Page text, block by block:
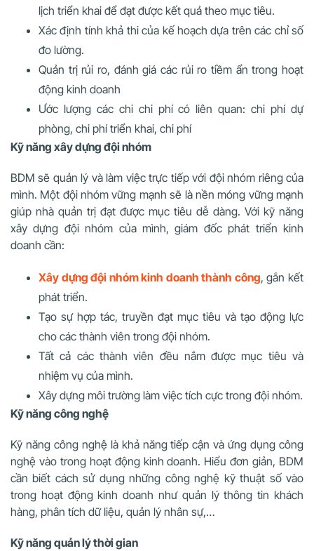
lịch triển khai để đạt được kết quả theo mục tiêu.
Xác định tính khả thi của kế hoạch dựa trên các chỉ số
đo lường.
Quản trị rủi ro, đánh giá các rủi ro tiềm ẩn trong hoạt
động kinh doanh
Ước lượng các chi chi phí có liên quan: chi phí dự
phòng, chi phí triển khai, chi phí
Kỹ năng xây dựng đội nhóm
BDM sẽ quản lý và làm việc trực tiếp với đội nhóm riêng của
mình. Một đội nhóm vững mạnh sẽ là nền móng vững mạnh
giúp nhà quản trị đạt được mục tiêu dễ dàng. Với kỹ năng
xây dựng đội nhóm của mình, giám đốc phát triển kinh
doanh cần:
Xây dựng đội nhóm kinh doanh thành công, gắn kết
phát triển.
Tạo sự hợp tác, truyền đạt mục tiêu và tạo động lực
cho các thành viên trong đội nhóm.
Tất cả các thành viên đều nắm được mục tiêu và
nhiệm vụ của mình.
Xây dựng môi trường làm việc tích cực trong đội nhóm.
Kỹ năng công nghệ
Kỹ năng công nghệ là khả năng tiếp cận và ứng dụng công
nghệ vào trong hoạt động kinh doanh. Hiểu đơn giản, BDM
cần biết cách sử dụng những công nghệ kỹ thuật số vào
trong hoạt động kinh doanh như quản lý thông tin khách
hàng, phân tích dữ liệu, quản lý nhân sự,…
Kỹ năng quản lý thời gian